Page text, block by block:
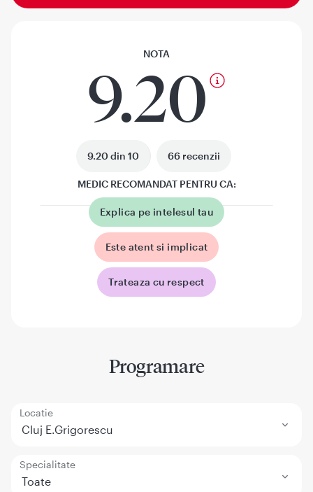
NOTA
9.20
9.20 din 10 66 recenzii
MEDIC RECOMANDAT PENTRU CA:
Explica pe intelesul tau
Este atent si implicat
Trateaza cu respect
Programare
Locatie
Cluj E.Grigorescu
Specialitate
Toate